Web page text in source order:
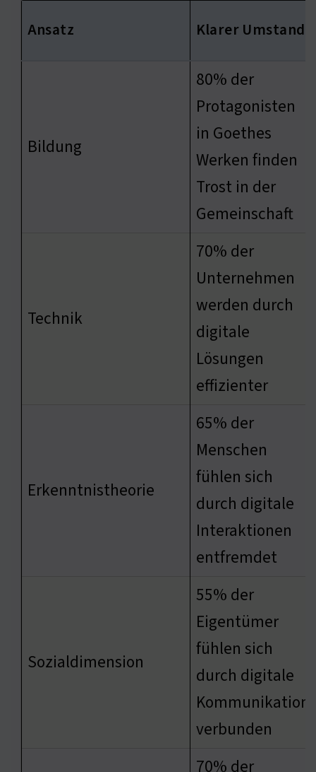
Ansatz Klarer Umstand
Bildung
80% der
Protagonisten
in Goethes
Werken finden
Trost in der
Gemeinschaft
Technik
70% der
Unternehmen
werden durch
digitale
Lösungen
effizienter
Erkenntnistheorie
65% der
Menschen
fühlen sich
durch digitale
Interaktionen
entfremdet
Sozialdimension
55% der
Eigentümer
fühlen sich
durch digitale
Kommunikation
verbunden
70% der